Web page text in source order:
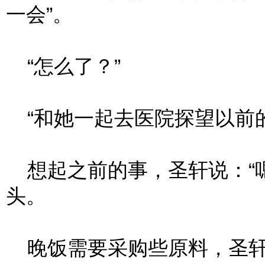
一会”。
“怎么了？”
“和她一起去医院探望以前
想起之前的事，圣轩说：“
头。
晚饭需要采购些原料，圣